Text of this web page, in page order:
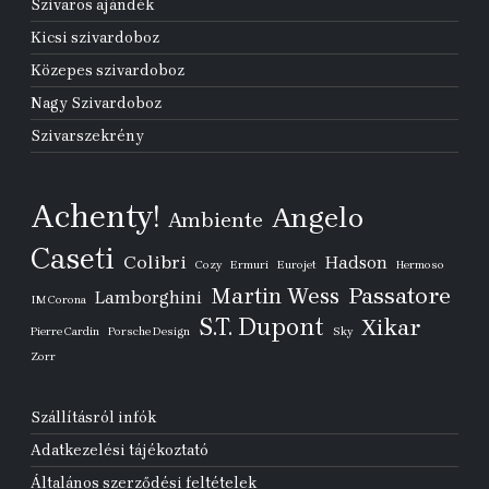
Szivaros ajándék
Kicsi szivardoboz
Közepes szivardoboz
Nagy Szivardoboz
Szivarszekrény
Achenty! Ambiente Angelo
Caseti Colibri Cozy Ermuri Eurojet Hadson Hermoso
IM Corona Lamborghini Martin Wess Passatore
Pierre Cardin Porsche Design S.T. Dupont Sky Xikar
Zorr
Szállításról infók
Adatkezelési tájékoztató
Általános szerződési feltételek